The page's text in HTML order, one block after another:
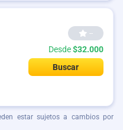
--
Desde$32.000
Buscar
estar sujetos a cambios por